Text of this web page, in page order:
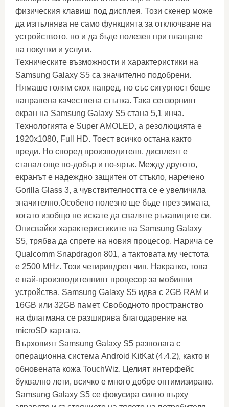
физическия клавиш под дисплея. Този скенер може
да изпълнява не само функцията за отключване на
устройството, но и да бъде полезен при плащане
на покупки и услуги.
Техническите възможности и характеристики на
Samsung Galaxy S5 са значително подобрени.
Нямаше голям скок напред, но със сигурност беше
направена качествена стъпка. Така сензорният
екран на Samsung Galaxy S5 стана 5,1 инча.
Технологията е Super AMOLED, а резолюцията е
1920х1080, Full HD. Тоест всичко остана както
преди. Но според производителя, дисплеят е
станал още по-добър и по-ярък. Между другото,
екранът е надеждно защитен от стъкло, наречено
Gorilla Glass 3, а чувствителността се е увеличила
значително.Особено полезно ще бъде през зимата,
когато изобщо не искате да сваляте ръкавиците си.
Описвайки характеристиките на Samsung Galaxy
S5, трябва да спрете на новия процесор. Нарича се
Qualcomm Snapdragon 801, а тактовата му честота
е 2500 MHz. Този четириядрен чип. Накратко, това
е най-производителният процесор за мобилни
устройства. Samsung Galaxy S5 идва с 2GB RAM и
16GB или 32GB памет. Свободното пространство
на флагмана се разширява благодарение на
microSD картата.
Върховият Samsung Galaxy S5 разполага с
операционна система Android KitKat (4.4.2), както и
обновената кожа TouchWiz. Целият интерфейс
буквално лети, всичко е много добре оптимизирано.
Samsung Galaxy S5 се фокусира силно върху